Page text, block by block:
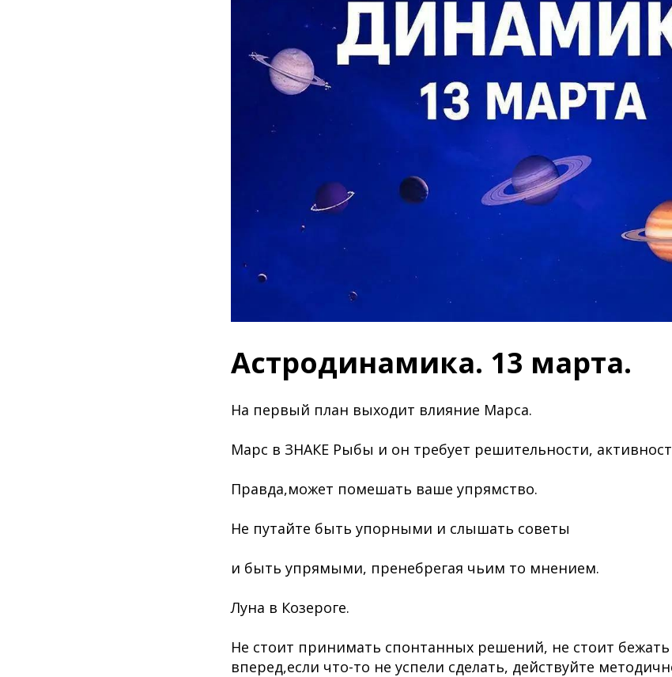
Астродинамика. 13 марта.
На первый план выходит влияние Марса.
Марс в ЗНАКЕ Рыбы и он требует решительности,
Правда,может помешать ваше упрямство.
Не путайте быть упорными и слышать советы
и быть упрямыми, пренебрегая чьим то мнением.
Луна в Козероге.
Не стоит принимать спонтанных решений, не стоит бежать
вперед,если что-то не успели сделать, действуйте